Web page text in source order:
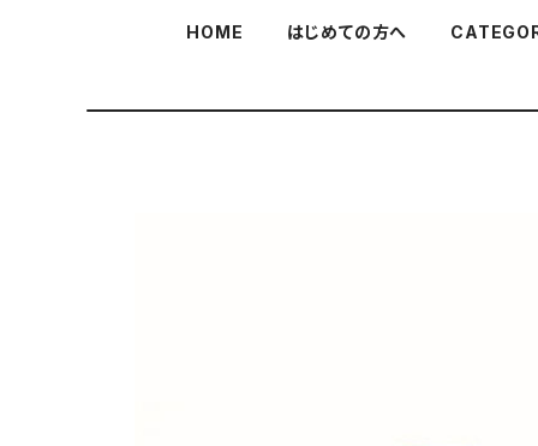
HOME はじめての方へ